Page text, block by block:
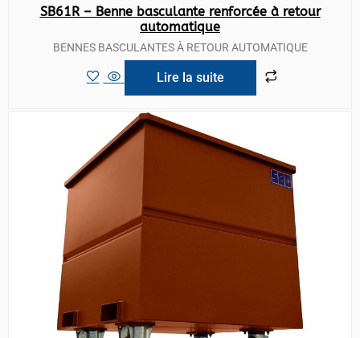
SB61R – Benne basculante renforcée à retour
automatique
BENNES BASCULANTES À RETOUR AUTOMATIQUE
Lire la suite